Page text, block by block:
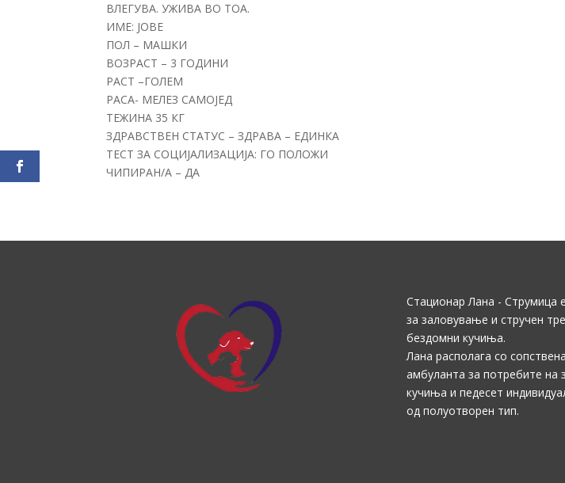
ВЛЕГУВА. УЖИВА ВО ТОА.
ИМЕ: ЈОВЕ
ПОЛ – МАШКИ
ВОЗРАСТ – 3 ГОДИНИ
РАСТ –ГОЛЕМ
РАСА- МЕЛЕЗ САМОЈЕД
ТЕЖИНА 35 КГ
ЗДРАВСТВЕН СТАТУС – ЗДРАВА – ЕДИНКА
ТЕСТ ЗА СОЦИЈАЛИЗАЦИЈА: ГО ПОЛОЖИ
ЧИПИРАН/А – ДА
Стационар Лана - Струмица
за заловување и стручен
бездомни кучиња.
Лана располага со
амбуланта за потребите на
кучиња и педесет
од полуотворен тип.